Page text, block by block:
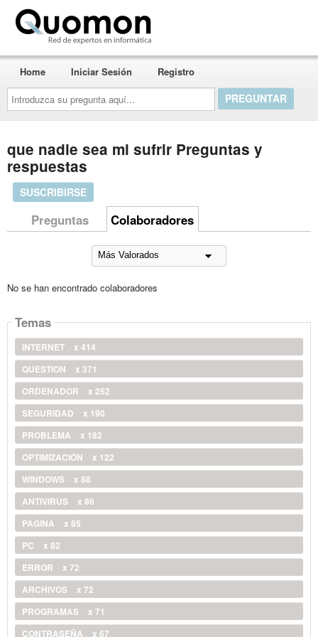
Introduzca
su
pregunta
aquí...
Home Iniciar Sesión Registro
que nadie sea mi sufrir Preguntas y
respuestas
SUSCRIBIRSE
Preguntas Colaboradores
No se han encontrado colaboradores
Temas
INTERNET
x 414
QUESTION
x 371
ORDENADOR
x 252
SEGURIDAD
x 190
PROBLEMA
x 182
OPTIMIZACIÓN
x 122
WINDOWS
x 88
ANTIVIRUS
x 86
PAGINA
x 85
PC
x 82
ERROR
x 72
ARCHIVOS
x 72
PROGRAMAS
x 71
CONTRASEÑA
x 67